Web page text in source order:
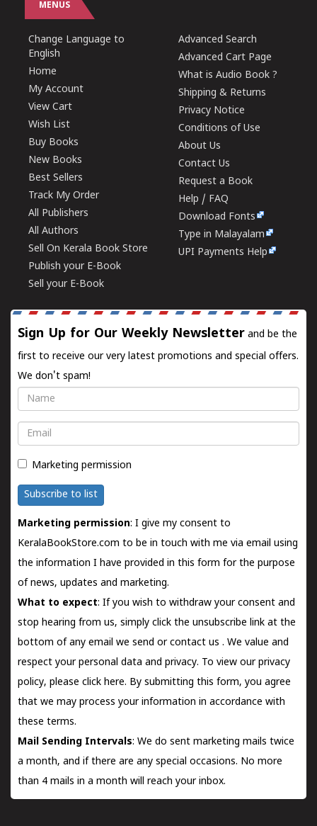
MENUS
Change Language to
English
Home
My Account
View Cart
Wish List
Buy Books
New Books
Best Sellers
Track My Order
All Publishers
All Authors
Sell On Kerala Book Store
Publish your E-Book
Sell your E-Book
Advanced Search
Advanced Cart Page
What is Audio Book ?
Shipping & Returns
Privacy Notice
Conditions of Use
About Us
Contact Us
Request a Book
Help / FAQ
Download Fonts
Type in Malayalam
UPI Payments Help
Sign Up for Our Weekly Newsletter and be the
first to receive our very latest promotions and special offers.
We don't spam!
Name
Email
Marketing permission
Subscribe to list
Marketing permission: I give my consent to
KeralaBookStore.com to be in touch with me via email using
the information I have provided in this form for the purpose
of news, updates and marketing.
What to expect: If you wish to withdraw your consent and
stop hearing from us, simply click the unsubscribe link at the
bottom of any email we send orcontact us . We value and
respect your personal data and privacy. To view our privacy
policy, please click here. By submitting this form, you agree
that we may process your information in accordance with
these terms.
Mail Sending Intervals: We do sent marketing mails twice
a month, and if there are any special occasions. No more
than 4 mails in a month will reach your inbox.